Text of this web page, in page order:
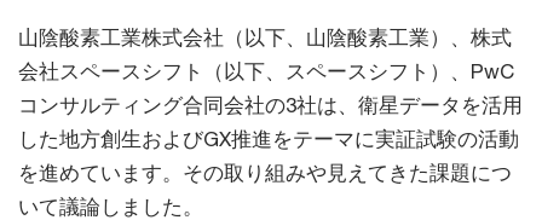
山陰酸素工業株式会社（以下、山陰酸素工業）、株式
会社スペースシフト（以下、スペースシフト）、PwC
コンサルティング合同会社の3社は、衛星データを活用
した地方創生およびGX推進をテーマに実証試験の活動
を進めています。その取り組みや見えてきた課題につ
いて議論しました。